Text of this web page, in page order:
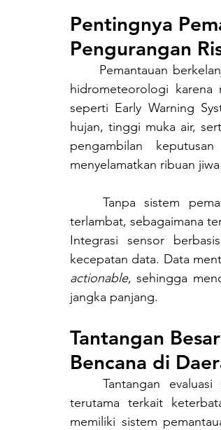
Pentingnya
Pengurangan
hidrometeorologi karena
seperti Early Warning
hujan, tinggi muka air,
pengambilan
menyelamatkan ribuan
	Tanpa sistem pemantauan yang andal, respons penanggulangan bencana kerap
terlambat, sebagaimana
Integrasi sensor
actionable, sehingga
jangka panjang.
Tantangan
Bencana di
	Tantangan evaluasi penanggulangan bencana di daerah masih cukup kompleks,
terutama terkait
memiliki sistem